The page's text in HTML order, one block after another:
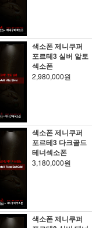
색소폰 제니쿠퍼
포르테3 실버 알토
섹소폰
2,980,000원
색소폰 제니쿠퍼
포르테3 다크골드
테너섹소폰
3,180,000원
색소폰 제니쿠퍼